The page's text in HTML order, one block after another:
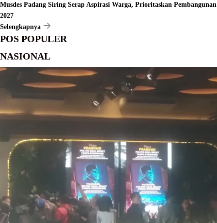
Musdes Padang Siring Serap Aspirasi Warga, Prioritaskan Pembangunan
2027
Selengkapnya
POS POPULER
NASIONAL